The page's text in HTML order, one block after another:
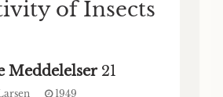
of Insects
Meddelelser 21
1949